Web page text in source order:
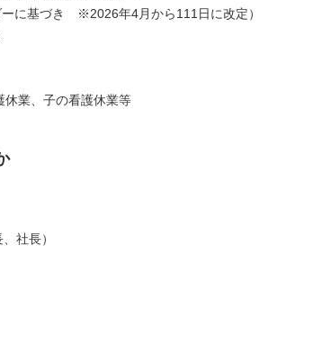
ーに基づき ※2026年4月から111日に改定）
休業、子の看護休業等
社長）